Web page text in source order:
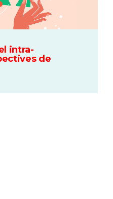
intra-
de